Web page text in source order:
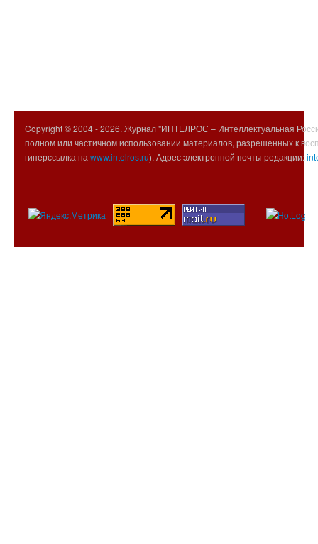
Copyright © 2004 -2026. Журнал "ИНТЕЛРОС – Интеллектуальная
полном или частичном использовании материалов, разрешенных к
гиперссылка на www.intelros.ru). Адрес электронной почты редакции: